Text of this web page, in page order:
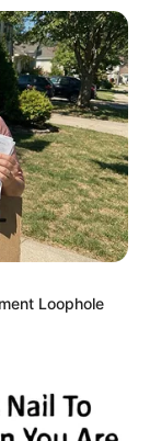
Loophole